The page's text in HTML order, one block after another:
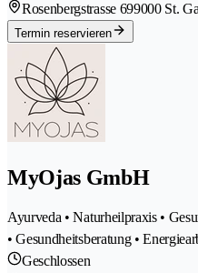
Rosenbergstrasse 699000 St.
Termin reservieren
MyOjas GmbH
Ayurveda • Naturheilpraxis •
• Gesundheitsberatung •
Geschlossen